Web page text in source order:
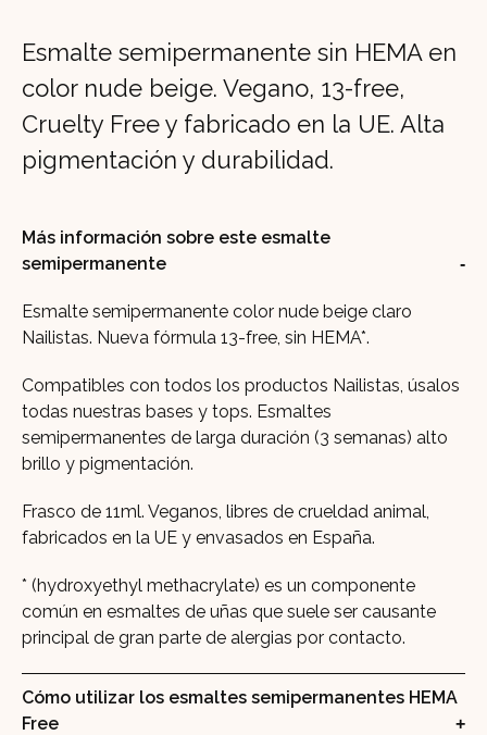
original
era:
11,90€.
actual
es:
9,90€.
Esmalte semipermanente sin HEMA en
color nude beige. Vegano, 13-free,
Cruelty Free y fabricado en la UE. Alta
pigmentación y durabilidad.
Más información sobre este esmalte
semipermanente
Esmalte semipermanente color nude beige claro
Nailistas. Nueva fórmula 13-free, sin HEMA*.
Compatibles con todos los productos Nailistas, úsalos
todas nuestras bases y tops. Esmaltes
semipermanentes de larga duración (3 semanas) alto
brillo y pigmentación.
Frasco de 11ml. Veganos, libres de crueldad animal,
fabricados en la UE y envasados en España.
* (hydroxyethyl methacrylate) es un componente
común en esmaltes de uñas que suele ser causante
principal de gran parte de alergias por contacto.
Cómo utilizar los esmaltes semipermanentes HEMA
Free